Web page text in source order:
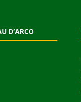
D’ARCO